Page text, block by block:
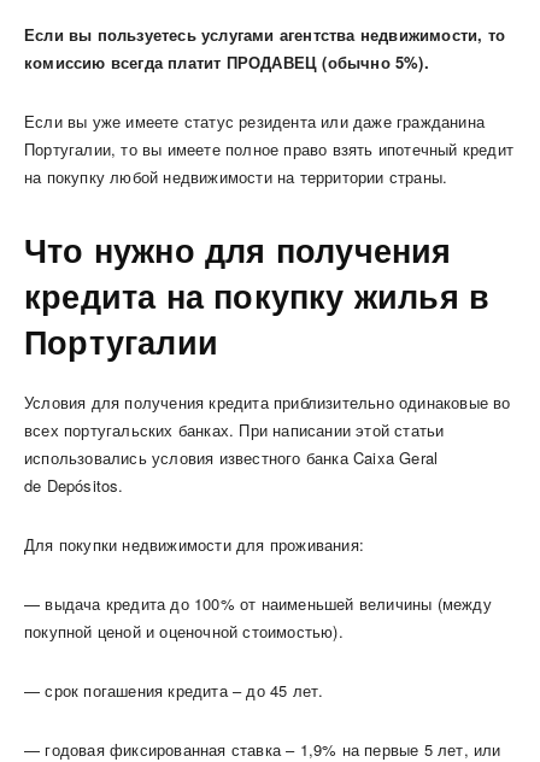
Если вы пользуетесь услугами агентства недвижимости, то
комиссию всегда платит ПРОДАВЕЦ (обычно 5%).
Если вы уже имеете статус резидента или даже гражданина
Португалии, то вы имеете полное право взять ипотечный кредит
на покупку любой недвижимости на территории страны.
Что нужно для получения
кредита на покупку жилья в
Португалии
Условия для получения кредита приблизительно одинаковые во
всех португальских банках. При написании этой статьи
использовались условия известного банка Caixa Geral
de Depósitos.
Для покупки недвижимости для проживания:
— выдача кредита до 100% от наименьшей величины (между
покупной ценой и оценочной стоимостью).
— срок погашения кредита – до 45 лет.
— годовая фиксированная ставка – 1,9% на первые 5 лет, или